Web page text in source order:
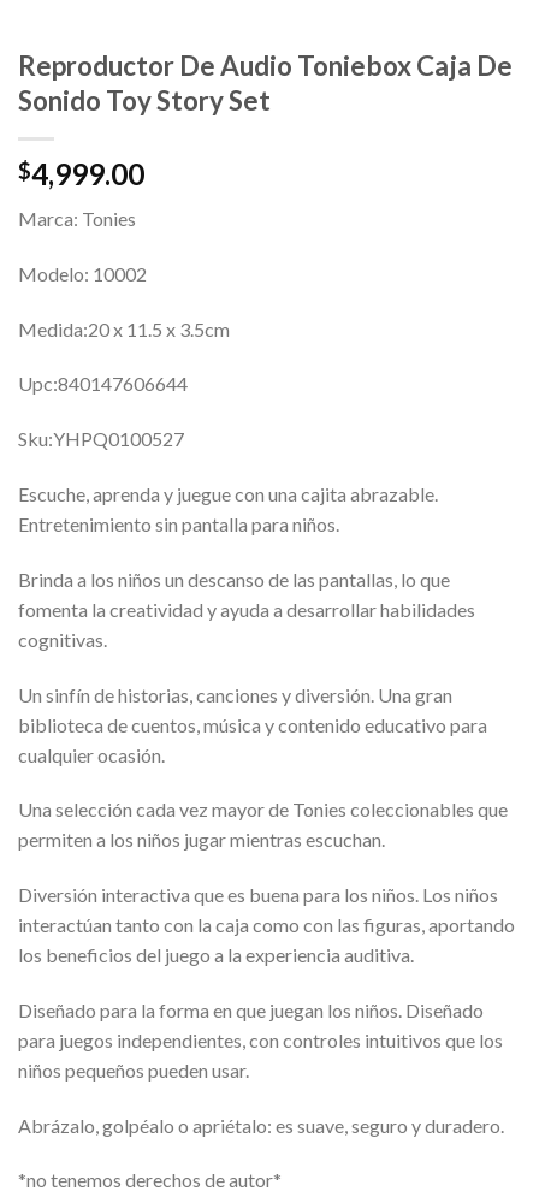
Reproductor De Audio Toniebox Caja De
Sonido Toy Story Set
$4,999.00
Marca: Tonies
Modelo: 10002
Medida:20 x 11.5 x 3.5cm
Upc:840147606644
Sku:YHPQ0100527
Escuche, aprenda y juegue con una cajita abrazable.
Entretenimiento sin pantalla para niños.
Brinda a los niños un descanso de las pantallas, lo que
fomenta la creatividad y ayuda a desarrollar habilidades
cognitivas.
Un sinfín de historias, canciones y diversión. Una gran
biblioteca de cuentos, música y contenido educativo para
cualquier ocasión.
Una selección cada vez mayor de Tonies coleccionables que
permiten a los niños jugar mientras escuchan.
Diversión interactiva que es buena para los niños. Los niños
interactúan tanto con la caja como con las figuras, aportando
los beneficios del juego a la experiencia auditiva.
Diseñado para la forma en que juegan los niños. Diseñado
para juegos independientes, con controles intuitivos que los
niños pequeños pueden usar.
Abrázalo, golpéalo o apriétalo: es suave, seguro y duradero.
*no tenemos derechos de autor*